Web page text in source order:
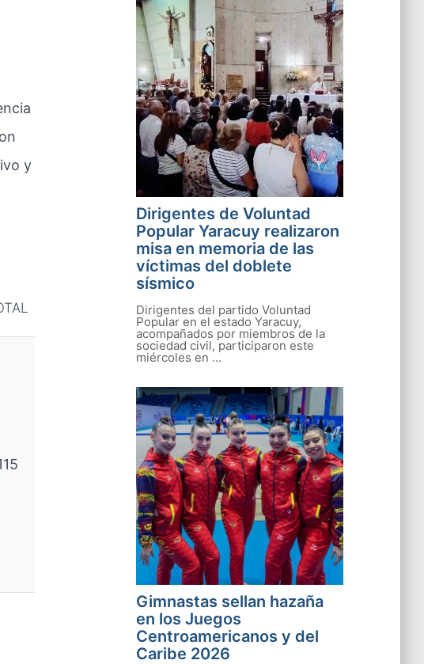
y
Dirigentes de Voluntad
Popular Yaracuy realizaron
misa en memoria de las
víctimas del doblete
sísmico
Dirigentes del partido Voluntad
Popular en el estado Yaracuy,
acompañados por miembros de la
sociedad civil, participaron este
miércoles en ...
Gimnastas sellan hazaña
en los Juegos
Centroamericanos y del
Caribe 2026